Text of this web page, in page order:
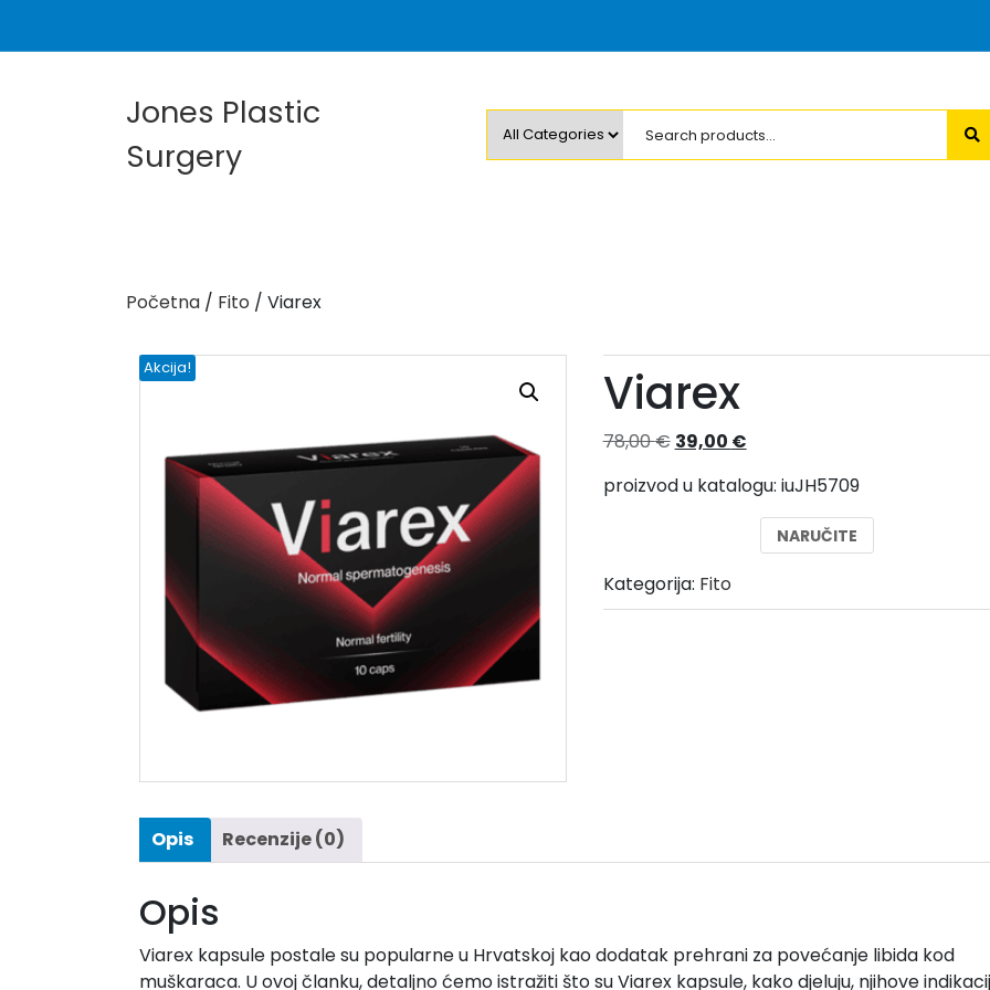
Jones Plastic
Surgery
Početna / Fito / Viarex
Akcija! Viarex
78,00€ Izvorna
bila
39,00 €Trenutna
je:
39,00 €.
proizvod u katalogu: iuJH5709
NARUČITE
Kategorija: Fito
Opis Recenzije (0)
Opis
Viarex kapsule postale su popularne u Hrvatskoj kao dodatak prehrani za povećanje libida kod
muškaraca. U ovoj članku, detaljno ćemo istražiti što su Viarex kapsule, kako djeluju, njihove